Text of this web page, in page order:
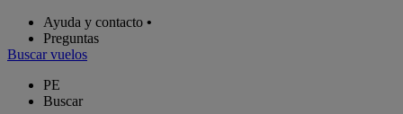
Ayuda y contacto •
Preguntas
Buscar vuelos
PE
Buscar